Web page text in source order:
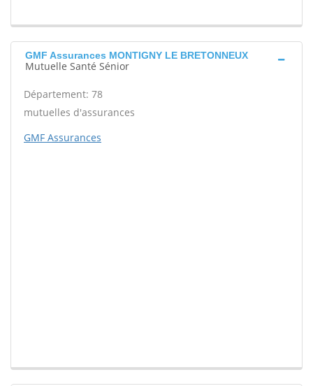
GMF Assurances MONTIGNY LE BRETONNEUX
Mutuelle Santé Sénior
Département: 78
mutuelles d'assurances
GMF Assurances